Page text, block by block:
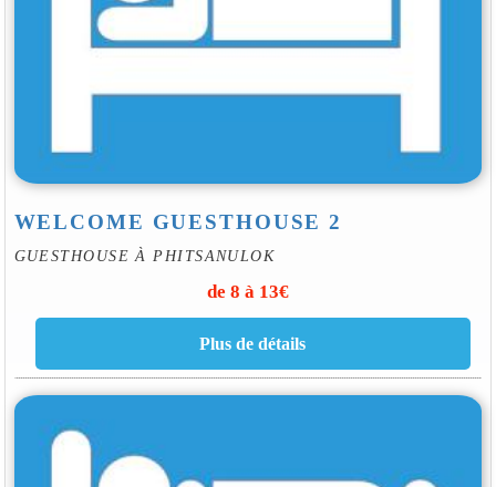
WELCOME GUESTHOUSE 2
GUESTHOUSE À PHITSANULOK
de 8 à 13€